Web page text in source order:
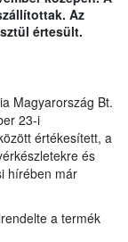
Az
értesült.
Magyarország Bt.
23-i
értékesített, a
és
hírében már
a termék